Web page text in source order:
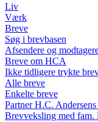
Liv
Værk
Breve
Søg i brevbasen
Afsendere og
Breve om HCA
Ikke tidligere trykte
Alle breve
Enkelte breve
Partner H.C.
Brevveksling med fam.